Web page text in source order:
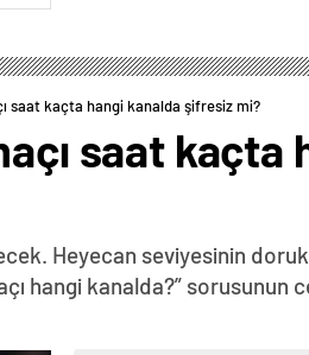
Eşleşmeler
saat kaçta hangi kanalda şifresiz mi?
saat kaçta
Heyecan seviyesinin
hangi kanalda?” sorusunun